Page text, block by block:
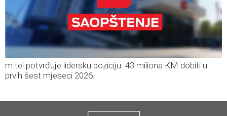
m:tel potvrđuje lidersku poziciju: 43 miliona KM dobiti u
prvih šest mjeseci 2026.